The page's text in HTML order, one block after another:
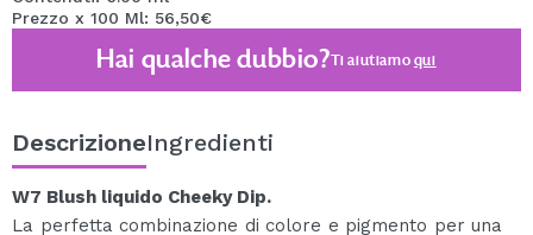
Prezzo x 100 Ml: 56,50€
Hai qualche dubbio?Ti aiutiamoqui
DescrizioneIngredienti
W7 Blush liquido Cheeky Dip.
La perfetta combinazione di colore e pigmento per una